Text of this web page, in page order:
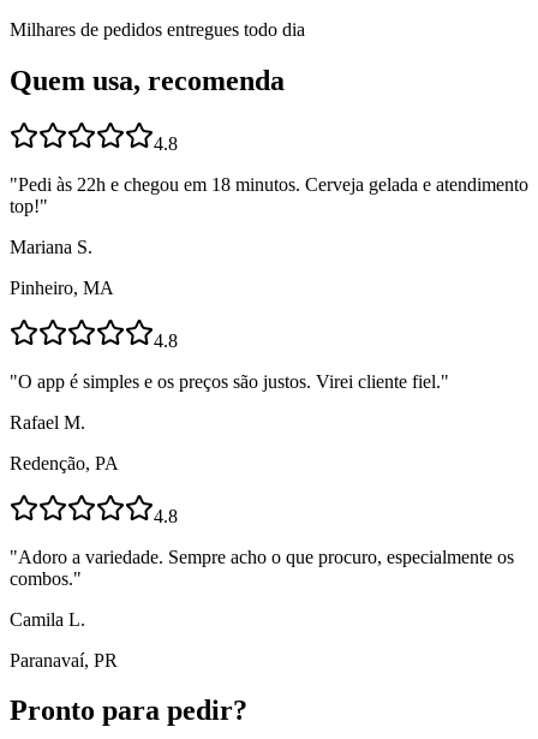
Milhares de pedidos entregues todo dia
Quem usa, recomenda
4.8
"Pedi às 22h e chegou em 18 minutos. Cerveja gelada e atendimento
top!"
Mariana S.
Pinheiro, MA
4.8
"O app é simples e os preços são justos. Virei cliente fiel."
Rafael M.
Redenção, PA
4.8
"Adoro a variedade. Sempre acho o que procuro, especialmente os
combos."
Camila L.
Paranavaí, PR
Pronto para pedir?